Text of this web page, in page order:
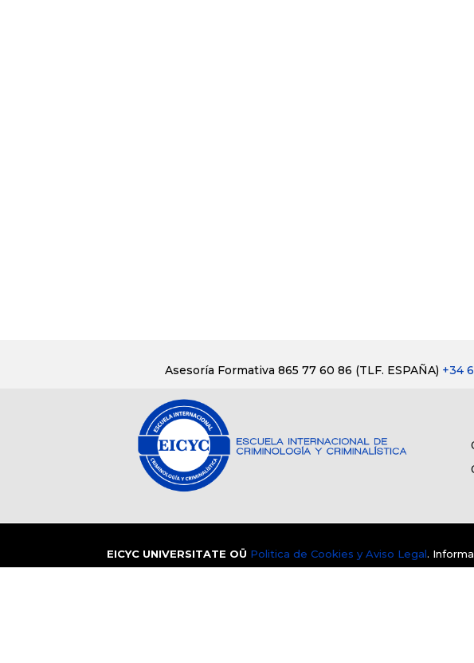
Asesoría Formativa 865 77 60 86 (TLF. ESPAÑA) +34
EICYC UNIVERSITATE OÜ Politica de Cookies y Aviso Legal.